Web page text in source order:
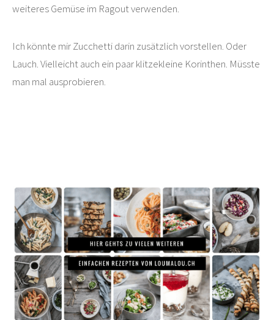
weiteres Gemüse im Ragout verwenden.
Ich könnte mir Zucchetti darin zusätzlich vorstellen. Oder
Lauch. Vielleicht auch ein paar klitzekleine Korinthen. Müsste
man mal ausprobieren.